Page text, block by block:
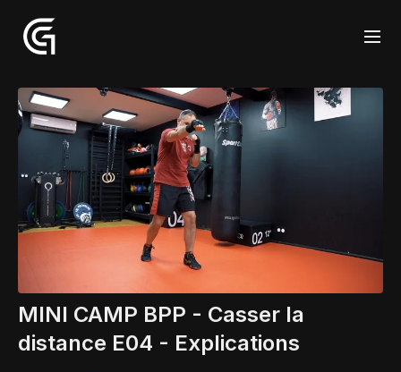
MINI CAMP BPP - Casser la
distance E04 - Explications